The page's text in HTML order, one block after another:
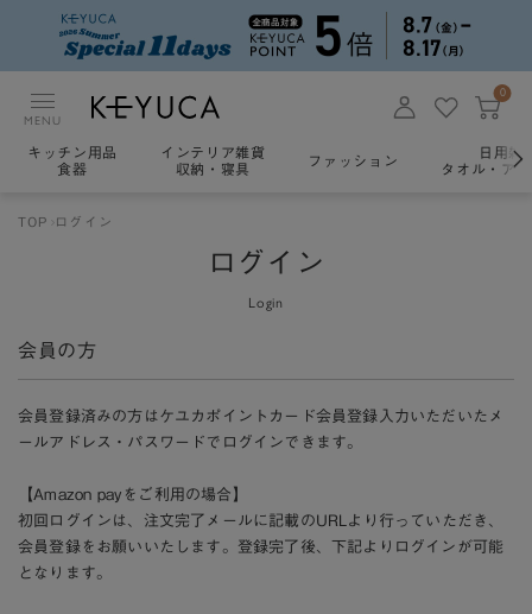
MENU
0
キッチン用品
食器
インテリア雑貨
収納・寝具
ファッション
日用雑
タオル・ア
TOP ログイン
ログイン
Login
会員の方
会員登録済みの方はケユカポイントカード会員登録入力いただいたメ
ールアドレス・パスワードでログインできます。
【Amazon payをご利用の場合】
初回ログインは、注文完了メールに記載のURLより行っていただき、
会員登録をお願いいたします。登録完了後、下記よりログインが可能
となります。